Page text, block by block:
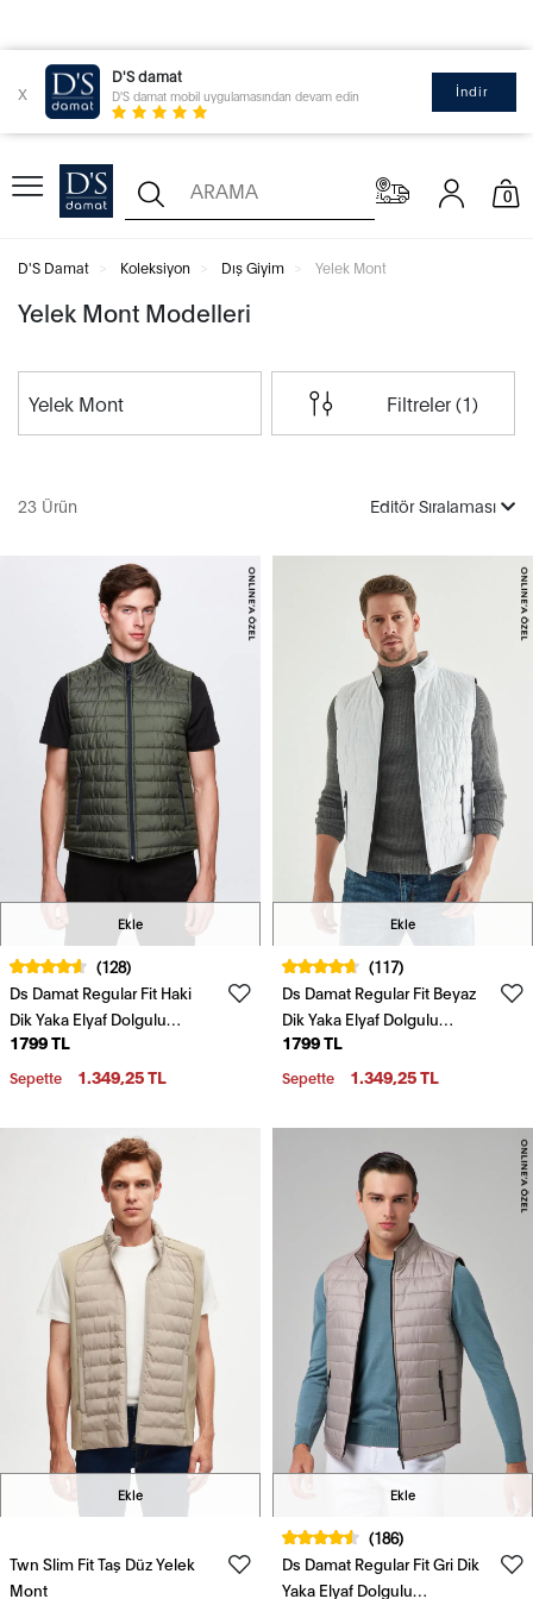
x
D'S damat
D'S damat mobil uygulamasından devam edin İndir
0
D'S Damat Koleksiyon Dış Giyim Yelek Mont
Yelek Mont Modelleri
Yelek Mont Filtreler (1)
23 Ürün Editör Sıralaması
Ekle
(128)
Ds Damat Regular Fit Haki
Dik Yaka Elyaf Dolgulu
Mevsimlik Fermuarlı Şişme
Yelek Mont
1799 TL
Sepette 1.349,25 TL
Ekle
(117)
Ds Damat Regular Fit Beyaz
Dik Yaka Elyaf Dolgulu
Mevsimlik Fermuarlı Şişme
Yelek Mont
1799 TL
Sepette 1.349,25 TL
Ekle
Twn Slim Fit Taş Düz Yelek
Mont
Ekle
(186)
Ds Damat Regular Fit Gri Dik
Yaka Elyaf Dolgulu